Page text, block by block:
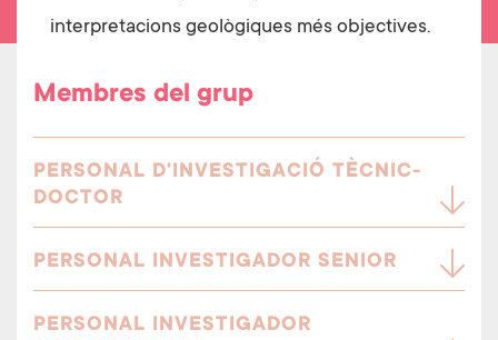
interpretacions geològiques més objectives.
Membres del grup
PERSONAL D'INVESTIGACIÓ TÈCNIC-
DOCTOR
PERSONAL INVESTIGADOR SENIOR
PERSONAL INVESTIGADOR